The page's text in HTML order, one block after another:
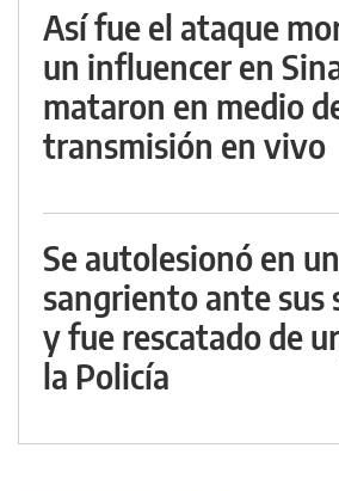
Así fue el ataque
un influencer en
mataron en medio
transmisión en vivo
Se autolesionó en
sangriento ante sus
y fue rescatado de
la Policía